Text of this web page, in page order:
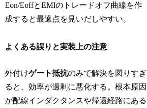
Eon/EoffとEMIのトレードオフ曲線を作
成すると最適点を見いだしやすい。
よくある誤りと実装上の注意
外付けゲート抵抗のみで解決を図りすぎ
ると、効率が過剰に悪化する。根本原因
が配線インダクタンスや帰還経路にある